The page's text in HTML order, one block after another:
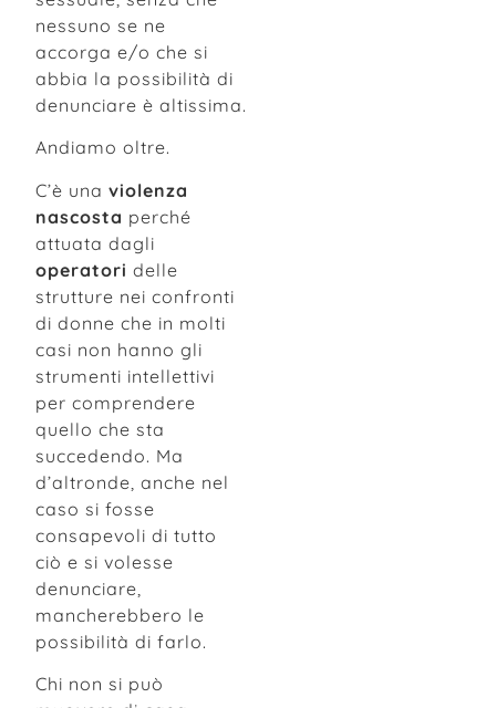
nessuno se ne
accorga e/o che si
abbia la possibilità di
denunciare è altissima.
Andiamo oltre.
C’è una violenza
nascosta perché
attuata dagli
operatori delle
strutture nei confronti
di donne che in molti
casi non hanno gli
strumenti intellettivi
per comprendere
quello che sta
succedendo. Ma
d’altronde, anche nel
caso si fosse
consapevoli di tutto
ciò e si volesse
denunciare,
mancherebbero le
possibilità di farlo.
Chi non si può